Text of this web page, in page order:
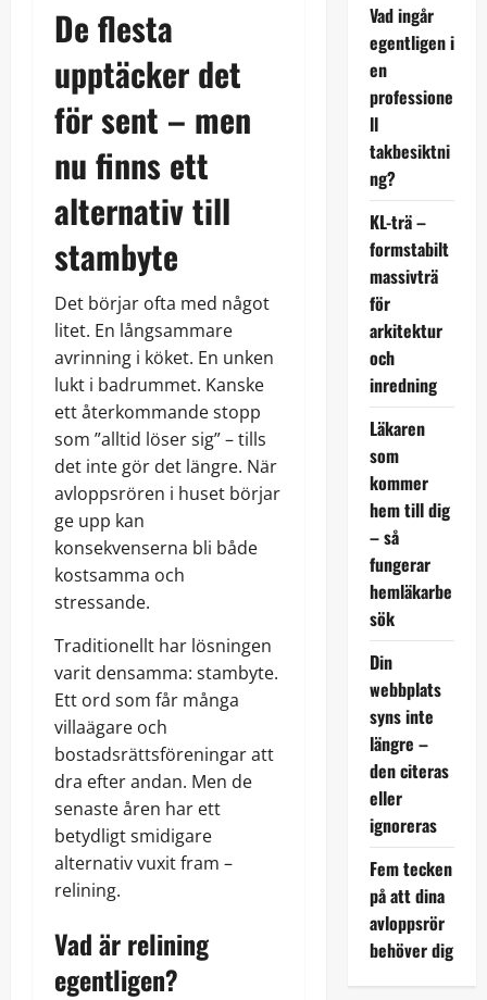
De flesta
upptäcker det
för sent – men
nu finns ett
alternativ till
stambyte
Det börjar ofta med något
litet. En långsammare
avrinning i köket. En unken
lukt i badrummet. Kanske
ett återkommande stopp
som ”alltid löser sig” – tills
det inte gör det längre. När
avloppsrören i huset börjar
ge upp kan
konsekvenserna bli både
kostsamma och
stressande.
Traditionellt har lösningen
varit densamma: stambyte.
Ett ord som får många
villaägare och
bostadsrättsföreningar att
dra efter andan. Men de
senaste åren har ett
betydligt smidigare
alternativ vuxit fram –
relining.
Vad är relining
egentligen?
Vad ingår
egentligen i
en
professione
ll
takbesiktni
ng?
KL-trä –
formstabilt
massivträ
för
arkitektur
och
inredning
Läkaren
som
kommer
hem till dig
– så
fungerar
hemläkarbe
sök
Din
webbplats
syns inte
längre –
den citeras
eller
ignoreras
Fem tecken
på att dina
avloppsrör
behöver dig